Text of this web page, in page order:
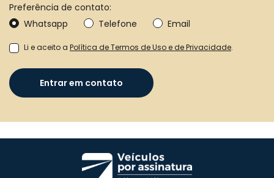
Preferência de contato:
Whatsapp
Telefone Email
Li e aceito a Política de Termos de Uso e de Privacidade.
Entrar em contato